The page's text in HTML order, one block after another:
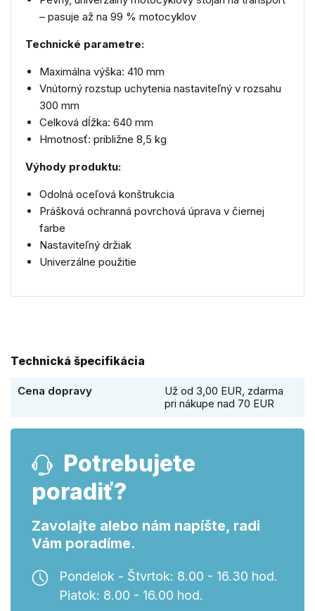
– pasuje až na 99 % motocyklov
Technické parametre:
Maximálna výška: 410 mm
Vnútorný rozstup uchytenia nastaviteľný v rozsahu
300 mm
Celková dĺžka: 640 mm
Hmotnosť: približne 8,5 kg
Výhody produktu:
Odolná oceľová konštrukcia
Prášková ochranná povrchová úprava v čiernej
farbe
Nastaviteľný držiak
Univerzálne použitie
Technická špecifikácia
Cena dopravy
Už od 3,00 EUR, zdarma
pri nákupe nad 70 EUR
Potrebujete
poradiť?
Zavolajte alebo nám napíšte, radi
Vám poradíme.
Pondelok - Štvrtok: 8.00 - 16.30 hod.
Piatok: 8.00 - 16.00 hod.